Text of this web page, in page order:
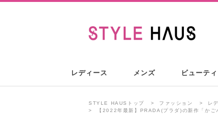
レディース メンズ ビューテ
STYLE HAUSトップ ファッション
レ
【2022年最新】PRADA(プラダ)の新作「か